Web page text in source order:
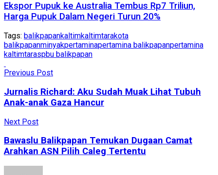
Ekspor Pupuk ke Australia Tembus Rp7 Triliun,
Harga Pupuk Dalam Negeri Turun 20%
Tags: balikpapankaltimkaltimtarakota
balikpapanminyakpertaminapertamina balikpapanpertamina
kaltimtaraspbu balikpapan
Previous Post
Jurnalis Richard: Aku Sudah Muak Lihat Tubuh
Anak-anak Gaza Hancur
Next Post
Bawaslu Balikpapan Temukan Dugaan Camat
Arahkan ASN Pilih Caleg Tertentu